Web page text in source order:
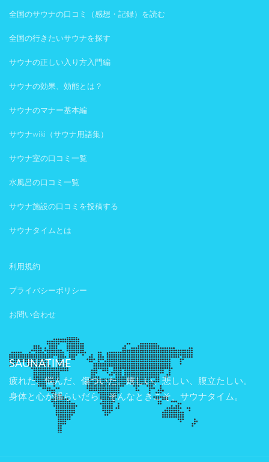
全国のサウナの口コミ（感想・記録）を読む
全国の行きたいサウナを探す
サウナの正しい入り方入門編
サウナの効果、効能とは？
サウナのマナー基本編
サウナwiki（サウナ用語集）
サウナ室の口コミ一覧
水風呂の口コミ一覧
サウナ施設の口コミを投稿する
サウナタイムとは
利用規約
プライバシーポリシー
お問い合わせ
SAUNATIME
疲れた、悩んだ、傷ついた。嬉しい、悲しい、腹立たしい。
身体と心が揺らいだら、そんなときこそ、サウナタイム。